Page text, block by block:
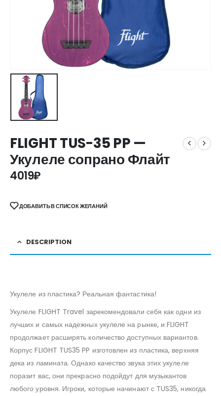
FLIGHT TUS-35 PP —
Укулеле сопрано Флайт
4019₽
ДОБАВИТЬ В СПИСОК ЖЕЛАНИЙ
DESCRIPTION
Укулеле из пластика? Реальная фантастика!
Укулеле FLIGHT Travel зарекомендовали себя как одни из
лучших и самых надежных укулеле на рынке, и FLIGHT
продолжает расширять количество доступных вариантов.
Корпус FLIGHT TUS35 PP изготовлен из пластика, верхняя
дека из ламината. Однако качество звука этих укулеле
поразит вас, они прекрасно подойдут для музыкантов
любого уровня. Игроки, которые начинают с TUS35, никогда